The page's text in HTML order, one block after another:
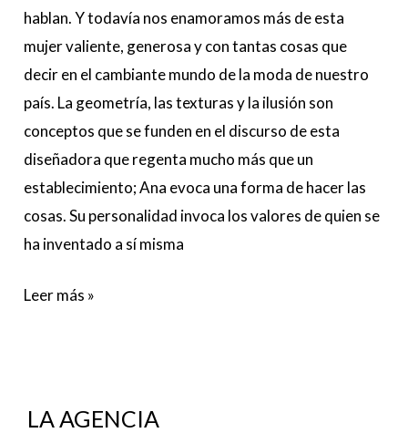
hablan. Y todavía nos enamoramos más de esta
mujer valiente, generosa y con tantas cosas que
decir en el cambiante mundo de la moda de nuestro
país. La geometría, las texturas y la ilusión son
conceptos que se funden en el discurso de esta
diseñadora que regenta mucho más que un
establecimiento; Ana evoca una forma de hacer las
cosas. Su personalidad invoca los valores de quien se
ha inventado a sí misma
Leer más »
LA AGENCIA